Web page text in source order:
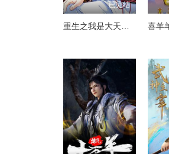
已完结
重生之我是大天神动态漫画第1季